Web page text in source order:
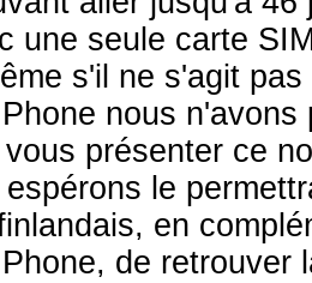
une seule carte
s'il ne s'agit pas
nous n'avons
présenter ce
le
en
de retrouver